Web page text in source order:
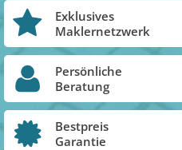
Exklusives
Maklernetzwerk
Persönliche
Beratung
Bestpreis
Garantie